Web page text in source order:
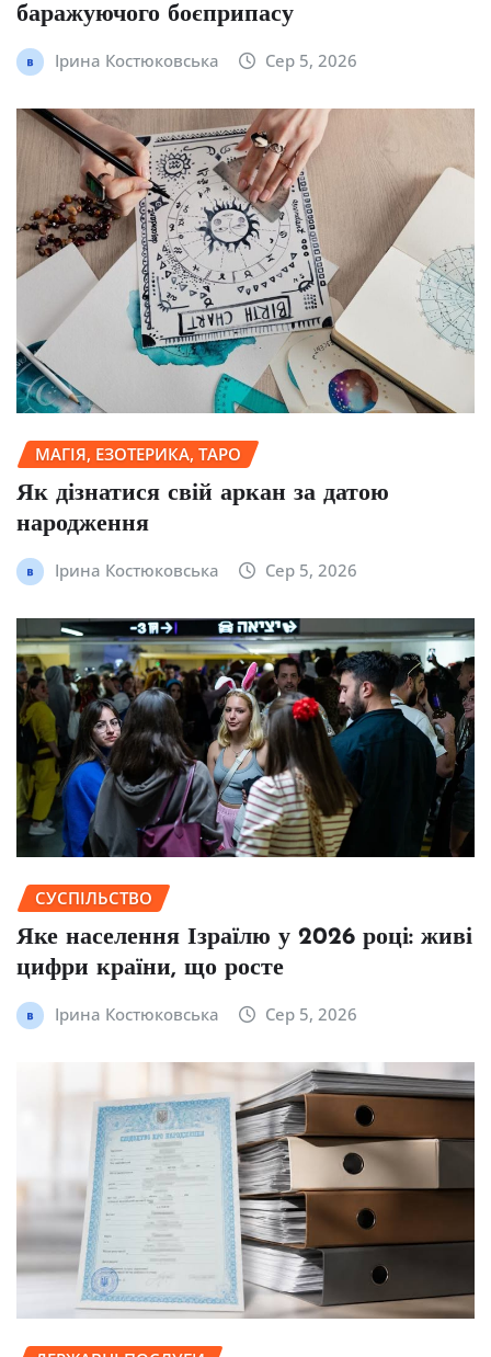
баражуючого боєприпасу
Ірина Костюковська Сер 5, 2026
МАГІЯ, ЕЗОТЕРИКА, ТАРО
Як дізнатися свій аркан за датою
народження
Ірина Костюковська Сер 5, 2026
СУСПІЛЬСТВО
Яке населення Ізраїлю у 2026 році: живі
цифри країни, що росте
Ірина Костюковська Сер 5, 2026